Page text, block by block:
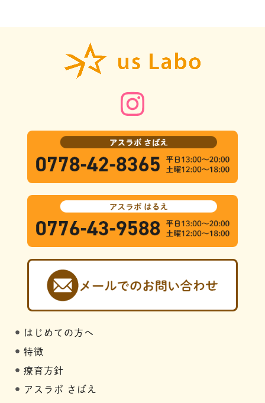
はじめての方へ
特徴
療育方針
アスラボ さばえ